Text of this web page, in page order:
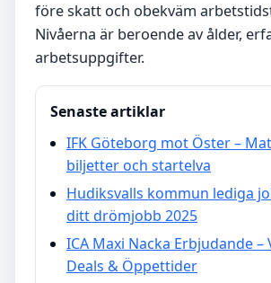
före skatt och obekväm
Nivåerna är beroende av ålder,
arbetsuppgifter.
Senaste artiklar
IFK Göteborg mot Öster –
biljetter och startelva
Hudiksvalls kommun lediga
ditt drömjobb 2025
ICA Maxi Nacka Erbjudande –
Deals & Öppettider